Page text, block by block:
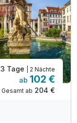
3 Tage | 2 Nächte
ab 102 €
Gesamt ab 204 €